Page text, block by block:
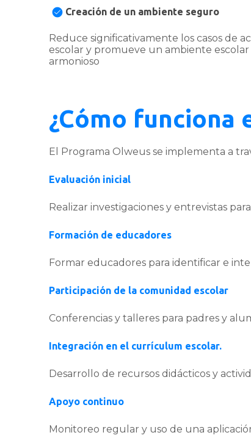
Creación de un ambiente seguro
Reduce significativamente los casos de
escolar y promueve un ambiente escolar
armonioso
¿Cómo funciona
El Programa Olweus se implementa a
Evaluación inicial
Realizar investigaciones y entrevistas
Formación de educadores
Formar educadores para identificar e
Participación de la comunidad escolar
Conferencias y talleres para padres y
Integración en el currículum escolar.
Desarrollo de recursos didácticos y
Apoyo continuo
Monitoreo regular y uso de una